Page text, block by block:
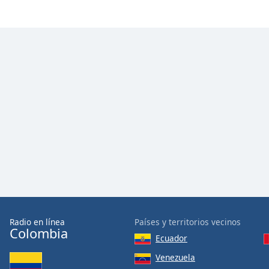
Radio en línea
Colombia
Países y territorios vecinos
Ecuador
Venezuela